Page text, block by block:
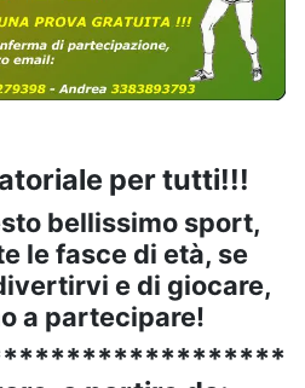
per tutti!!!
bellissimo sport,
le fasce di età, se
e di giocare,
a partecipare!